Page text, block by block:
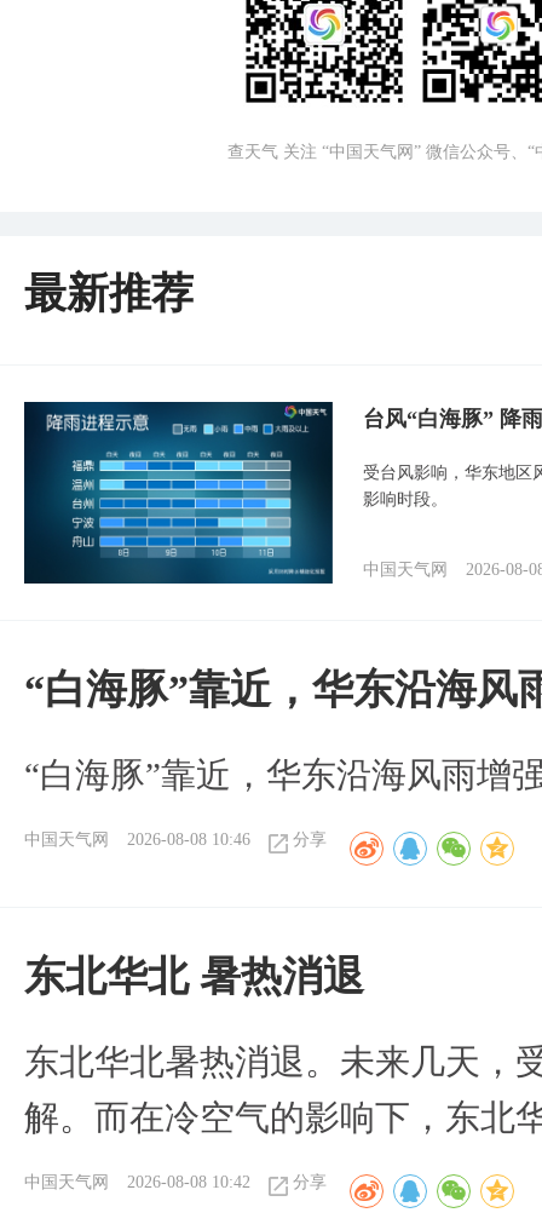
查天气 关注 “中国天气网” 微信公众号、
最新推荐
台风“白海豚” 降
受台风影响，华东地区
影响时段。
中国天气网 2026-08-
“白海豚”靠近，华东沿海风
“白海豚”靠近，华东沿海风雨增
中国天气网 2026-08-08 10:46 分享
​东北华北 暑热消退
东北华北暑热消退。未来几天，
解。而在冷空气的影响下，东北
中国天气网 2026-08-08 10:42 分享